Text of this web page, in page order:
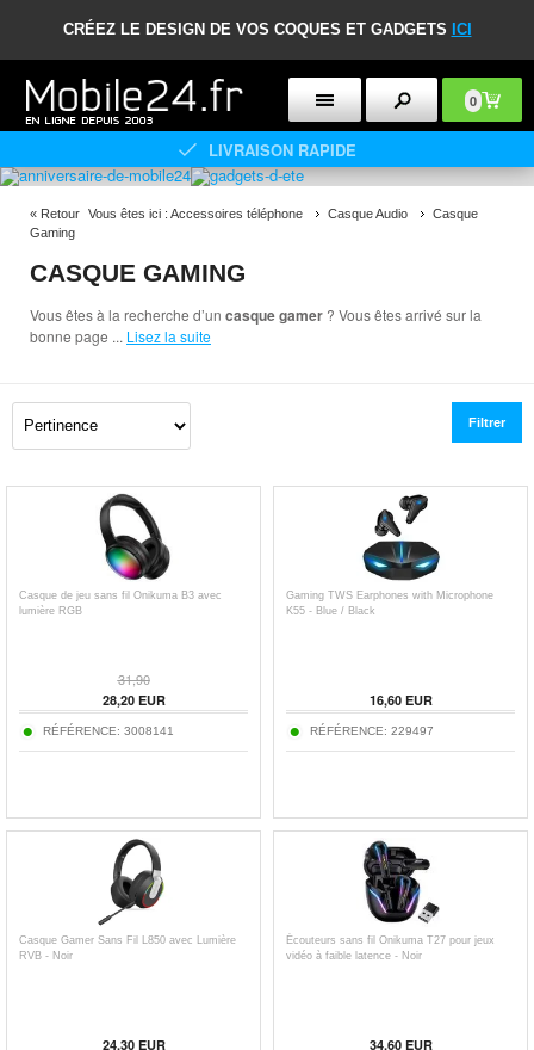
CRÉEZ LE DESIGN DE VOS COQUES ET GADGETS ICI
0
LIVRAISON RAPIDE
« Retour Vous êtes ici : Accessoires téléphone Casque Audio
Casque
Gaming
CASQUE GAMING
Vous êtes à la recherche d’un casque gamer ? Vous êtes arrivé sur la
bonne page ... Lisez la suite
Filtrer
Casque de jeu sans fil Onikuma B3 avec
lumière RGB
31,90
28,20EUR
RÉFÉRENCE: 3008141
Gaming TWS Earphones with Microphone
K55 - Blue / Black
16,60EUR
RÉFÉRENCE: 229497
Casque Gamer Sans Fil L850 avec Lumière
RVB - Noir
24,30EUR
Écouteurs sans fil Onikuma T27 pour jeux
vidéo à faible latence - Noir
34,60EUR